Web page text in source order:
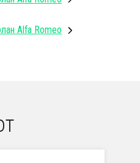
Alfa Romeo